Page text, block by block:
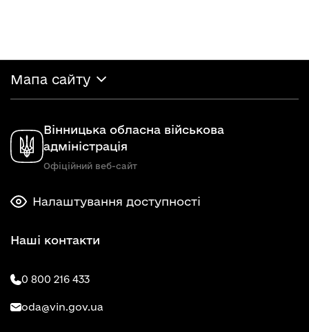
Мапа сайту
Вінницька обласна військова
адміністрація
Офіційний веб-сайт
Налаштування доступності
Наші контакти
0 800 216 433
oda@vin.gov.ua